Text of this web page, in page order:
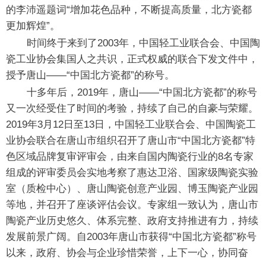
的李沛遥题词“增加花色品种，不断提高质量，北方瓷都
更加辉煌”。
时间终于来到了2003年，中国轻工业联合会、中国陶
瓷工业协会集国人之共识，正式权威的联合下发文件中，
授予唐山——“中国北方瓷都”的称号。
十多年后，2019年，唐山——“中国北方瓷都”的称号
又一次经受住了时间的考验，持续了自己的自豪与荣耀。
2019年3月12日至13日，中国轻工业联合会、中国陶瓷工
业协会联合在唐山市组织召开了唐山市“中国北方瓷都”特
色区域品牌复审评审会，由来自国内陶瓷行业的8名专家
组成的评审委员会实地考察了惠达卫浴、国家级陶瓷实验
室（质检中心）、唐山陶瓷创意产业园、博玉陶瓷产业园
等地，并召开了座谈评估会议。专家组一致认为，唐山市
陶瓷产业历史悠久、体系完整、政府支持推进有力，持续
发展前景广阔。自2003年唐山市获得“中国北方瓷都”称号
以来，政府、协会与企业珍惜荣誉，上下一心，协同奋